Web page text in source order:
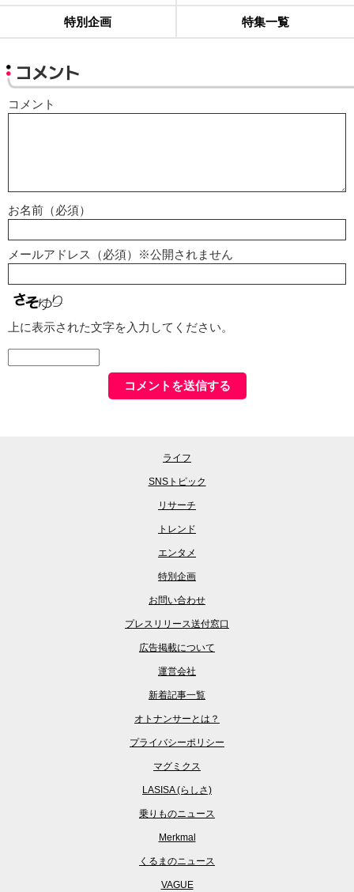
特別企画 特集一覧
コメント
コメント
お名前（必須）
メールアドレス（必須）※公開されません
上に表示された文字を入力してください。
ライフ
SNSトピック
リサーチ
トレンド
エンタメ
特別企画
お問い合わせ
プレスリリース送付窓口
広告掲載について
運営会社
新着記事一覧
オトナンサーとは？
プライバシーポリシー
マグミクス
LASISA (らしさ)
乗りものニュース
Merkmal
くるまのニュース
VAGUE